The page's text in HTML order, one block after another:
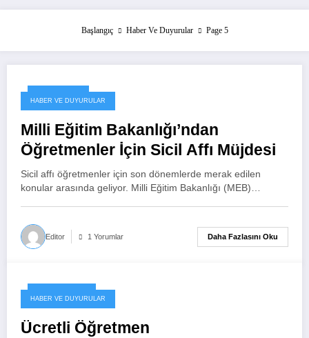
Başlangıç Haber Ve Duyurular Page 5
1 Aralık 2024
HABER VE DUYURULAR
Milli Eğitim Bakanlığı’ndan
Öğretmenler İçin Sicil Affı Müjdesi
Sicil affı öğretmenler için son dönemlerde merak edilen
konular arasında geliyor. Milli Eğitim Bakanlığı (MEB)…
Editor 1 Yorumlar Daha Fazlasını Oku
29 Kasım 2024
HABER VE DUYURULAR
Ücretli Öğretmen